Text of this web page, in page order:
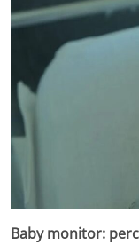
Baby monitor: